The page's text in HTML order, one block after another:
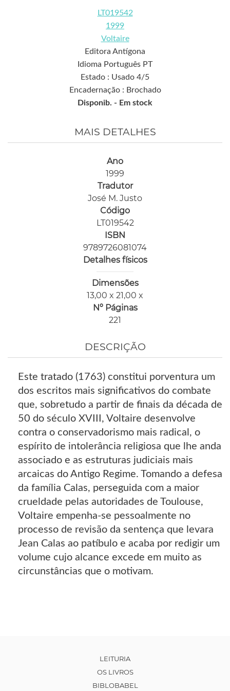
LT019542
1999
Voltaire
Editora Antígona
Idioma Português PT
Estado : Usado 4/5
Encadernação : Brochado
Disponib. - Em stock
MAIS DETALHES
Ano
1999
Tradutor
José M. Justo
Código
LT019542
ISBN
9789726081074
Detalhes físicos
Dimensões
13,00 x 21,00 x
Nº Páginas
221
DESCRIÇÃO
Este tratado (1763) constitui porventura um
dos escritos mais significativos do combate
que, sobretudo a partir de finais da década de
50 do século XVIII, Voltaire desenvolve
contra o conservadorismo mais radical, o
espírito de intolerância religiosa que lhe anda
associado e as estruturas judiciais mais
arcaicas do Antigo Regime. Tomando a defesa
da família Calas, perseguida com a maior
crueldade pelas autoridades de Toulouse,
Voltaire empenha-se pessoalmente no
processo de revisão da sentença que levara
Jean Calas ao patíbulo e acaba por redigir um
volume cujo alcance excede em muito as
circunstâncias que o motivam.
LEITURIA
OS LIVROS
BIBLOBABEL